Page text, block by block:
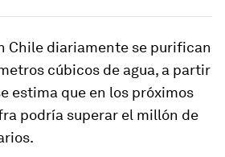
Chile diariamente se purifican
cúbicos de agua, a partir
estima que en los próximos
podría superar el millón de